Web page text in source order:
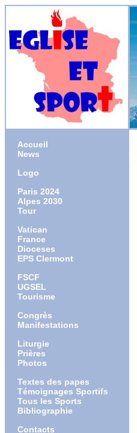
Accueil
News
Logo
Paris 2024
Alpes 2030
Tour
Vatican
France
Dioceses
EPS Clermont
FSCF
UGSEL
Tourisme
Congrès
Manifestations
Liturgie
Prières
Photos
Textes des papes
Témoignages Sportifs
Tous les Sports
Bibliographie
Contacts